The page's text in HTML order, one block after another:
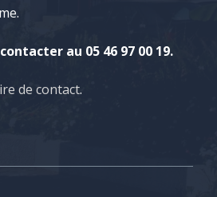
au 05 46 97 00 19.
de contact.